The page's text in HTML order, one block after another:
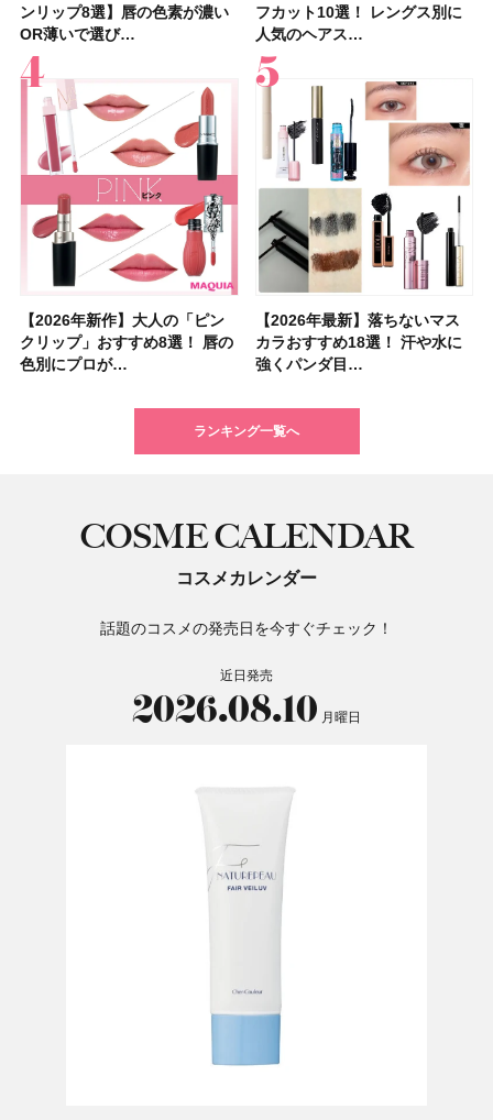
ンリップ8選】唇の色素が濃い
OR薄いで選び…
フカット10選！ レングス別に
人気のヘアス…
【2026年新作】大人の「ピン
クリップ」おすすめ8選！ 唇の
色別にプロが…
【2026年最新】落ちないマス
カラおすすめ18選！ 汗や水に
強くパンダ目…
「ブライトニング」11選！ ス
キンケアからサプ…
スメ５選】大人になって開眼し
たからこそ愛が深…
【クリスマスコフレ2026】ク
リニークのホリデーコフレを一
挙紹介！ 人気…
【2026夏】「大人のニキビケ
ア」ランキングTOP5！＜マキ
アビューティ…
ンリップ8選】唇の色素が濃い
OR薄いで選び…
クリップ」おすすめ8選！ 唇の
色別にプロが…
【2026年最新】落ちないマス
カラおすすめ18選！ 汗や水に
強くパンダ目…
シャネルの新作リップ「ルージ
ュ ココ イドゥラ グロス」全15
色スウォッ…
めUVのおすすめ20選！ この夏
注目の人気…
HACCIのホリデーギフトが豪華
すぎると話題…
【石井美保さん・50歳のボディ
ケア愛用品16選】首・手・バス
トのパーツケ…
【ニベア】美容液リップクリー
ム＆ボディスクラブが新登場！
大人気の色付き…
選】食欲がない日にもおすす
め！ さっぱりご飯…
星来さんは5年間1日1万歩を継
続！ 歩くとき…
【石井美保さんのおすすめお菓
子＆お茶10選】手土産にもぴっ
たり
【40代以上におすすめのプロテ
イン10選】美と健康に不可欠な
タンパク質を…
フカット10選！ レングス別に
人気のヘアス…
36選！ショート・ボブ・ミディ
アム・ロング…
【2026年夏】小顔に見えるボ
ブの髪型37選！ レイヤー・切
りっぱなしな…
【最新】髪のうねり・広がり・
くせ毛におすすめのシャンプー
17選
コスメ・スキンケア・ヘアケア
etc.お気に…
顔用コスメで全身ケア！「お尻
や脚も喜んでくれ…
【ILLIT（アイリット）ライブ
レポ】TOYOTA ARENA
TOKY…
【無印良品】スキンケア×衣料
素材の最強タッグで実現！ 着
るだけで保湿でき…
「ウォータリーティントリップ
」10モモピュ…
ションを全品スウォッチ&イエ
ベブルベ分け！
【ルナソルアイシャドウ】アイ
カラーレーションN新色・限定
色をイエベ・ブ…
ツヤ好きの人生チーク！エナモ
ル メロウメルティングチーク
限定〈102 ロ…
ランキング一覧へ
COSME CALENDAR
コスメカレンダー
話題のコスメの発売日を今すぐチェック！
近日発売
2026.08.10 月曜日